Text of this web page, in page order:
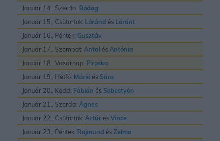
Január 14., Szerda: Bódog
Január 15., Csütörtök: Lóránd és Lóránt
Január 16., Péntek: Gusztáv
Január 17., Szombat: Antal ésAntónia
Január 18., Vasárnap: Piroska
Január 19., Hétfő: Márió és Sára
Január 20., Kedd: Fábián és Sebestyén
Január 21., Szerda: Ágnes
Január 22., Csütörtök: Artúr ésVince
Január 23., Péntek: Rajmund ésZelma